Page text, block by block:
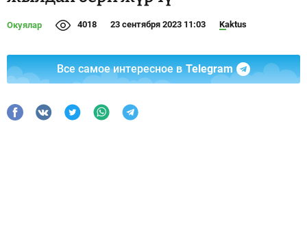
Окуялар 4018 23 сентября 2023 11:03 Kaktus
Все самое интересное в Telegram